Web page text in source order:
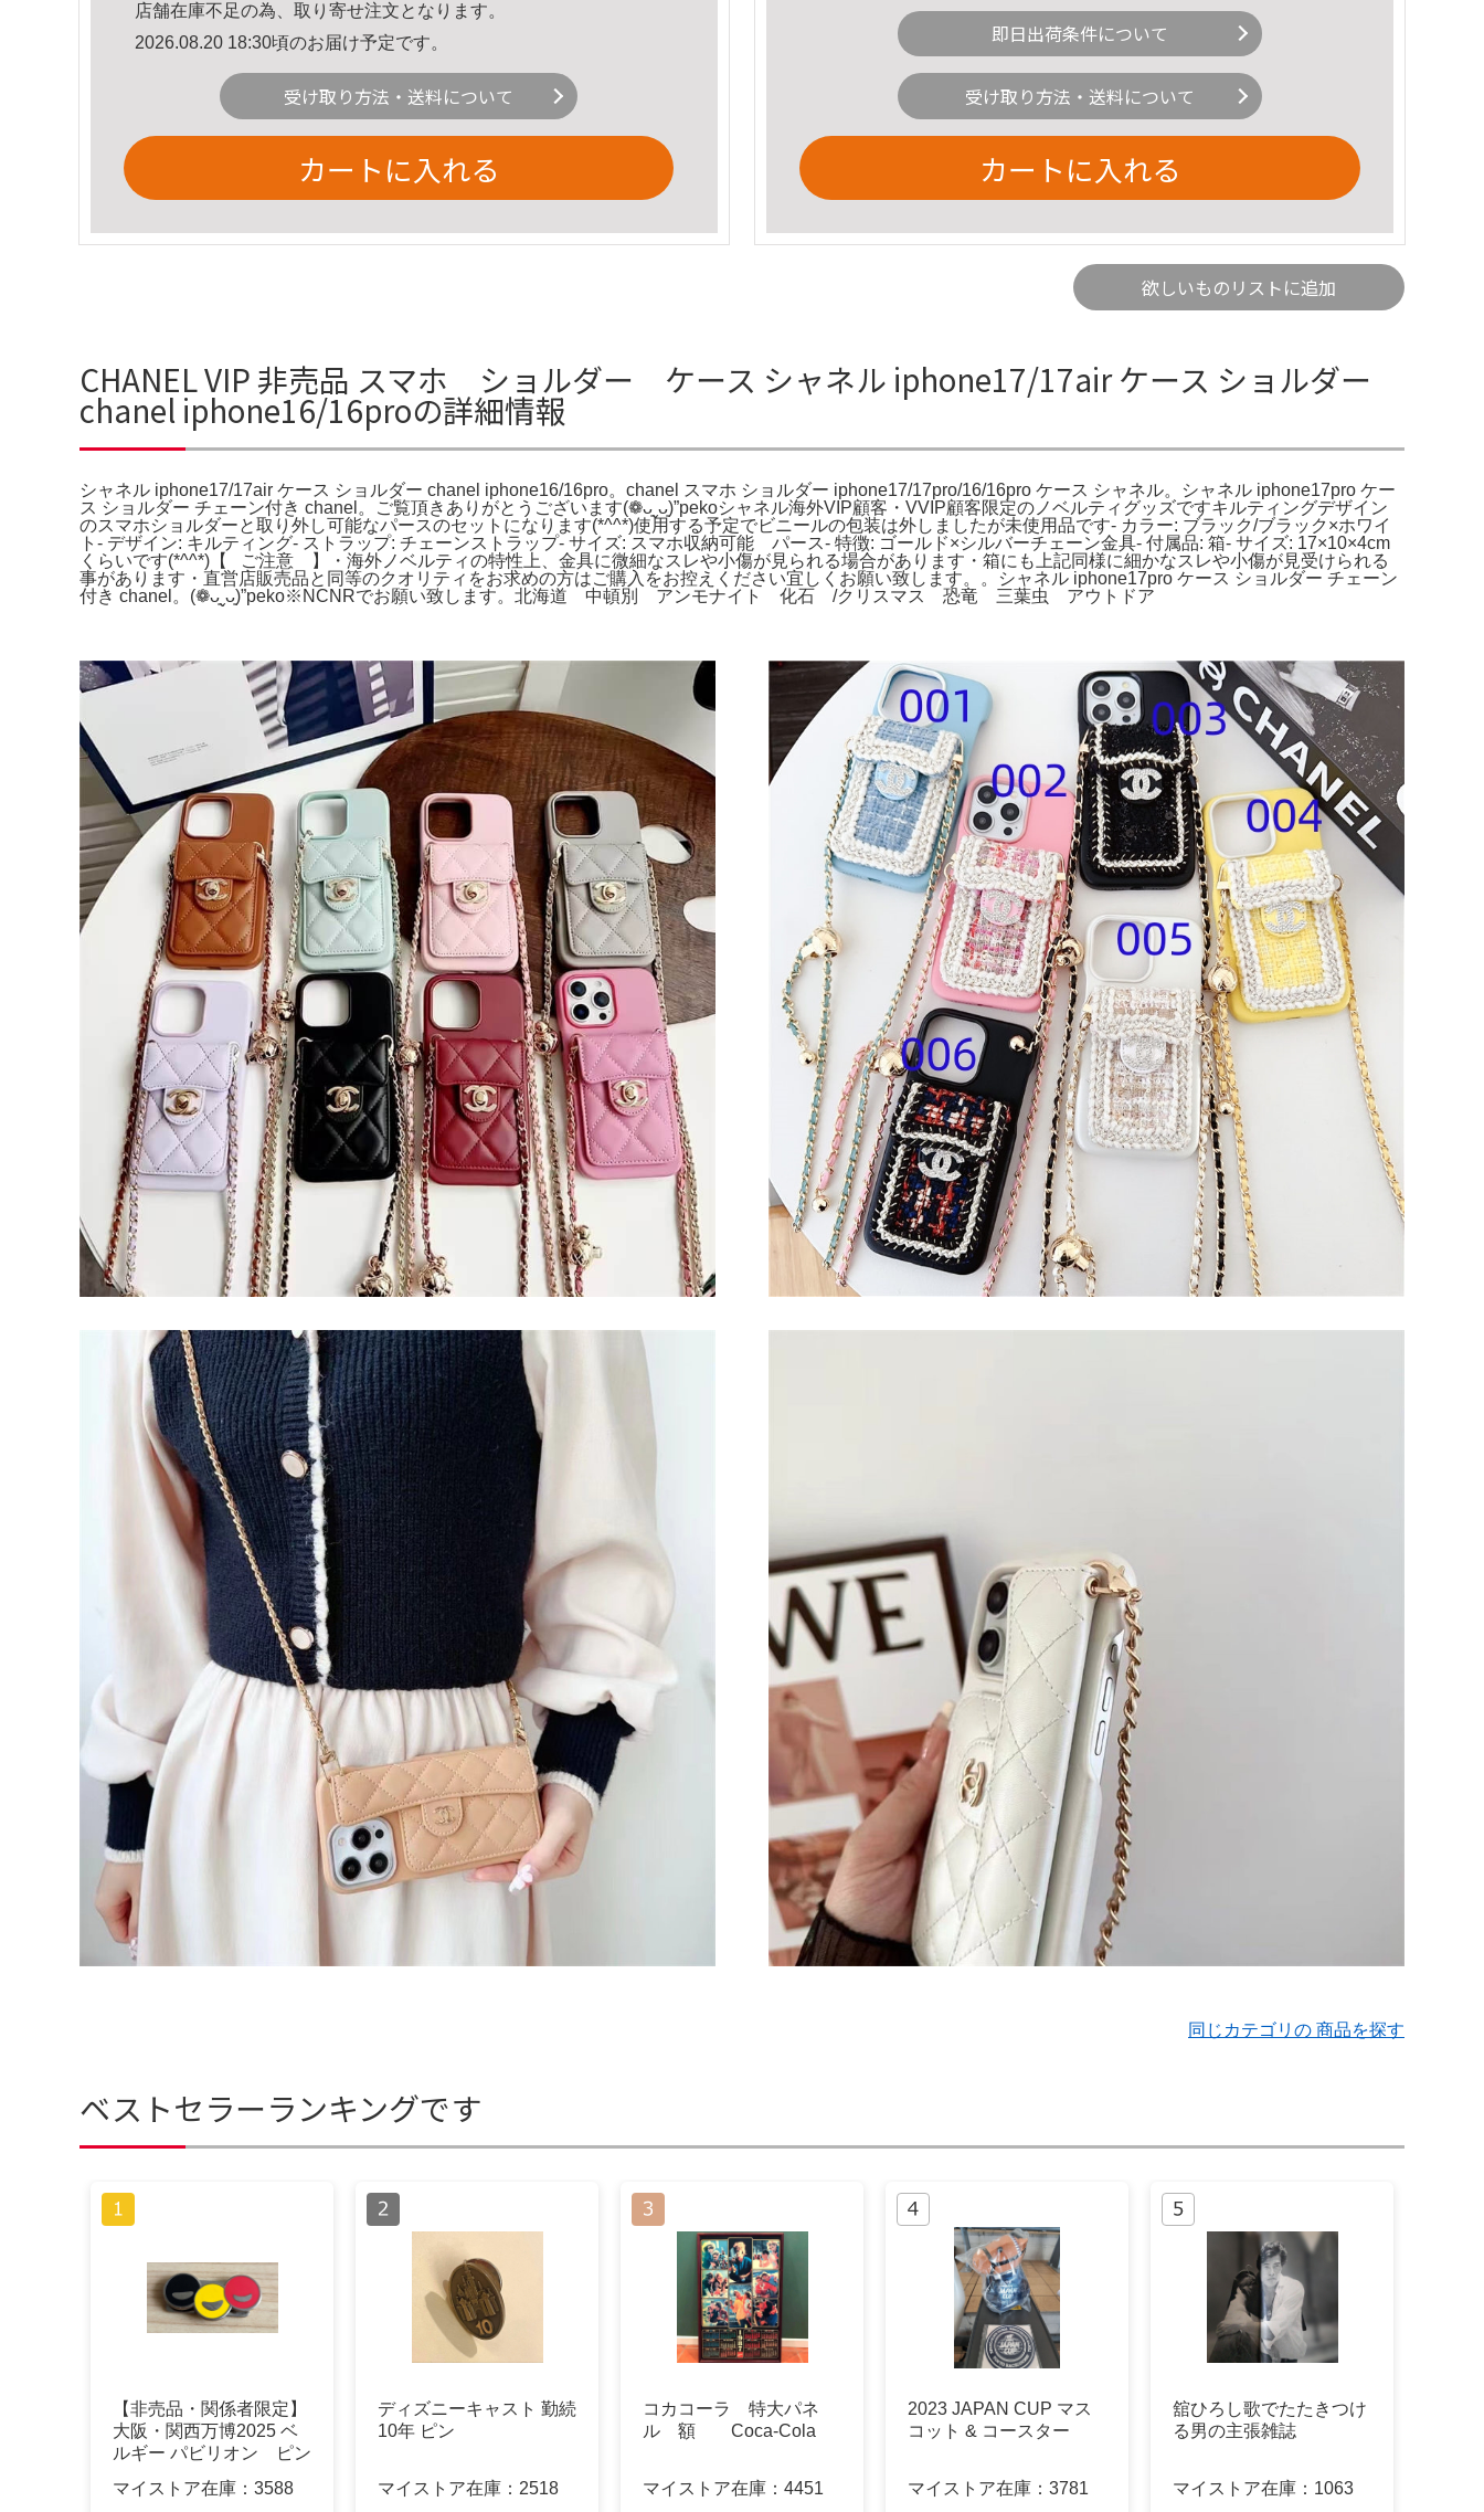
店舗在庫不足の為、取り寄せ注文となります。
2026.08.20 18:30頃のお届け予定です。
受け取り方法・送料について
カートに入れる
即日出荷条件について
受け取り方法・送料について
カートに入れる
欲しいものリストに追加
CHANEL VIP 非売品 スマホ ショルダー ケース シャネル iphone17/17air ケース ショルダー
chanel iphone16/16proの詳細情報
シャネル iphone17/17air ケース ショルダー chanel iphone16/16pro。chanel スマホ ショルダー iphone17/17pro/16/16pro ケース シャネル。シャネル iphone17pro ケー
ス ショルダー チェーン付き chanel。ご覧頂きありがとうございます(❁ᴗ͈ˬᴗ͈)”pekoシャネル海外VIP顧客・VVIP顧客限定のノベルティグッズですキルティングデザイン
のスマホショルダーと取り外し可能なパースのセットになります(*^^*)使用する予定でビニールの包装は外しましたが未使用品です- カラー: ブラック/ブラック×ホワイ
ト- デザイン: キルティング- ストラップ: チェーンストラップ- サイズ: スマホ収納可能 パース- 特徴: ゴールド×シルバーチェーン金具- 付属品: 箱- サイズ: 17×10×4cm
くらいです(*^^*)【⠀ご注意 ⠀】・海外ノベルティの特性上、金具に微細なスレや小傷が見られる場合があります・箱にも上記同様に細かなスレや小傷が見受けられる
事があります・直営店販売品と同等のクオリティをお求めの方はご購入をお控えください宜しくお願い致します。。シャネル iphone17pro ケース ショルダー チェーン
付き chanel。(❁ᴗ͈ˬᴗ͈)”peko※NCNRでお願い致します。北海道 中頓別 アンモナイト 化石 /クリスマス 恐竜 三葉虫 アウトドア
同じカテゴリの 商品を探す
ベストセラーランキングです
【非売品・関係者限定】
大阪・関西万博2025 ベ
ルギー パビリオン ピン
マイストア在庫： 3588
ディズニーキャスト 勤続
10年 ピン
マイストア在庫： 2518
コカコーラ 特大パネ
ル 額 Coca-Cola
マイストア在庫： 4451
2023 JAPAN CUP マス
コット & コースター
マイストア在庫： 3781
舘ひろし歌でたたきつけ
る男の主張雑誌
マイストア在庫： 1063